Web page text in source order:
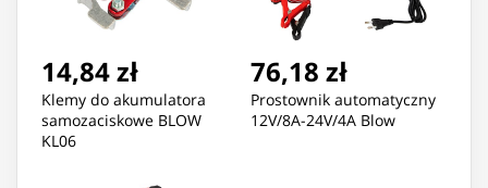
14,84 zł
Klemy do akumulatora
samozaciskowe BLOW
KL06
76,18 zł
Prostownik automatyczny
12V/8A-24V/4A Blow